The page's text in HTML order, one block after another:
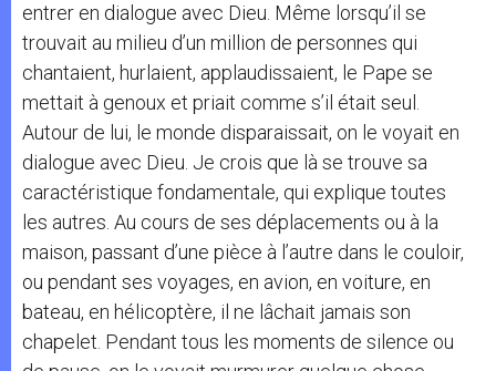
entrer en dialogue avec Dieu. Même lorsqu’il se
trouvait au milieu d’un million de personnes qui
chantaient, hurlaient, applaudissaient, le Pape se
mettait à genoux et priait comme s’il était seul.
Autour de lui, le monde disparaissait, on le voyait en
dialogue avec Dieu. Je crois que là se trouve sa
caractéristique fondamentale, qui explique toutes
les autres. Au cours de ses déplacements ou à la
maison, passant d’une pièce à l’autre dans le couloir,
ou pendant ses voyages, en avion, en voiture, en
bateau, en hélicoptère, il ne lâchait jamais son
chapelet. Pendant tous les moments de silence ou